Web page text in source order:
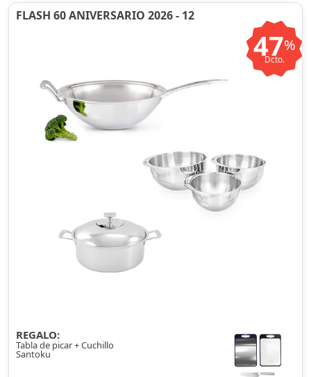
FLASH 60 ANIVERSARIO 2026 - 12
47%
Dcto.
REGALO:
Tabla de picar + Cuchillo
Santoku